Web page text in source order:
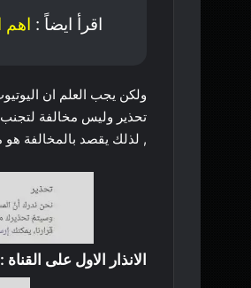
اقرأ ايضاً : اهم
ولكن يجب العلم ان
تحذير وليس مخالفة لتجنب
, لذلك يقصد بالمخالفة
الانذار الاول على القناة :